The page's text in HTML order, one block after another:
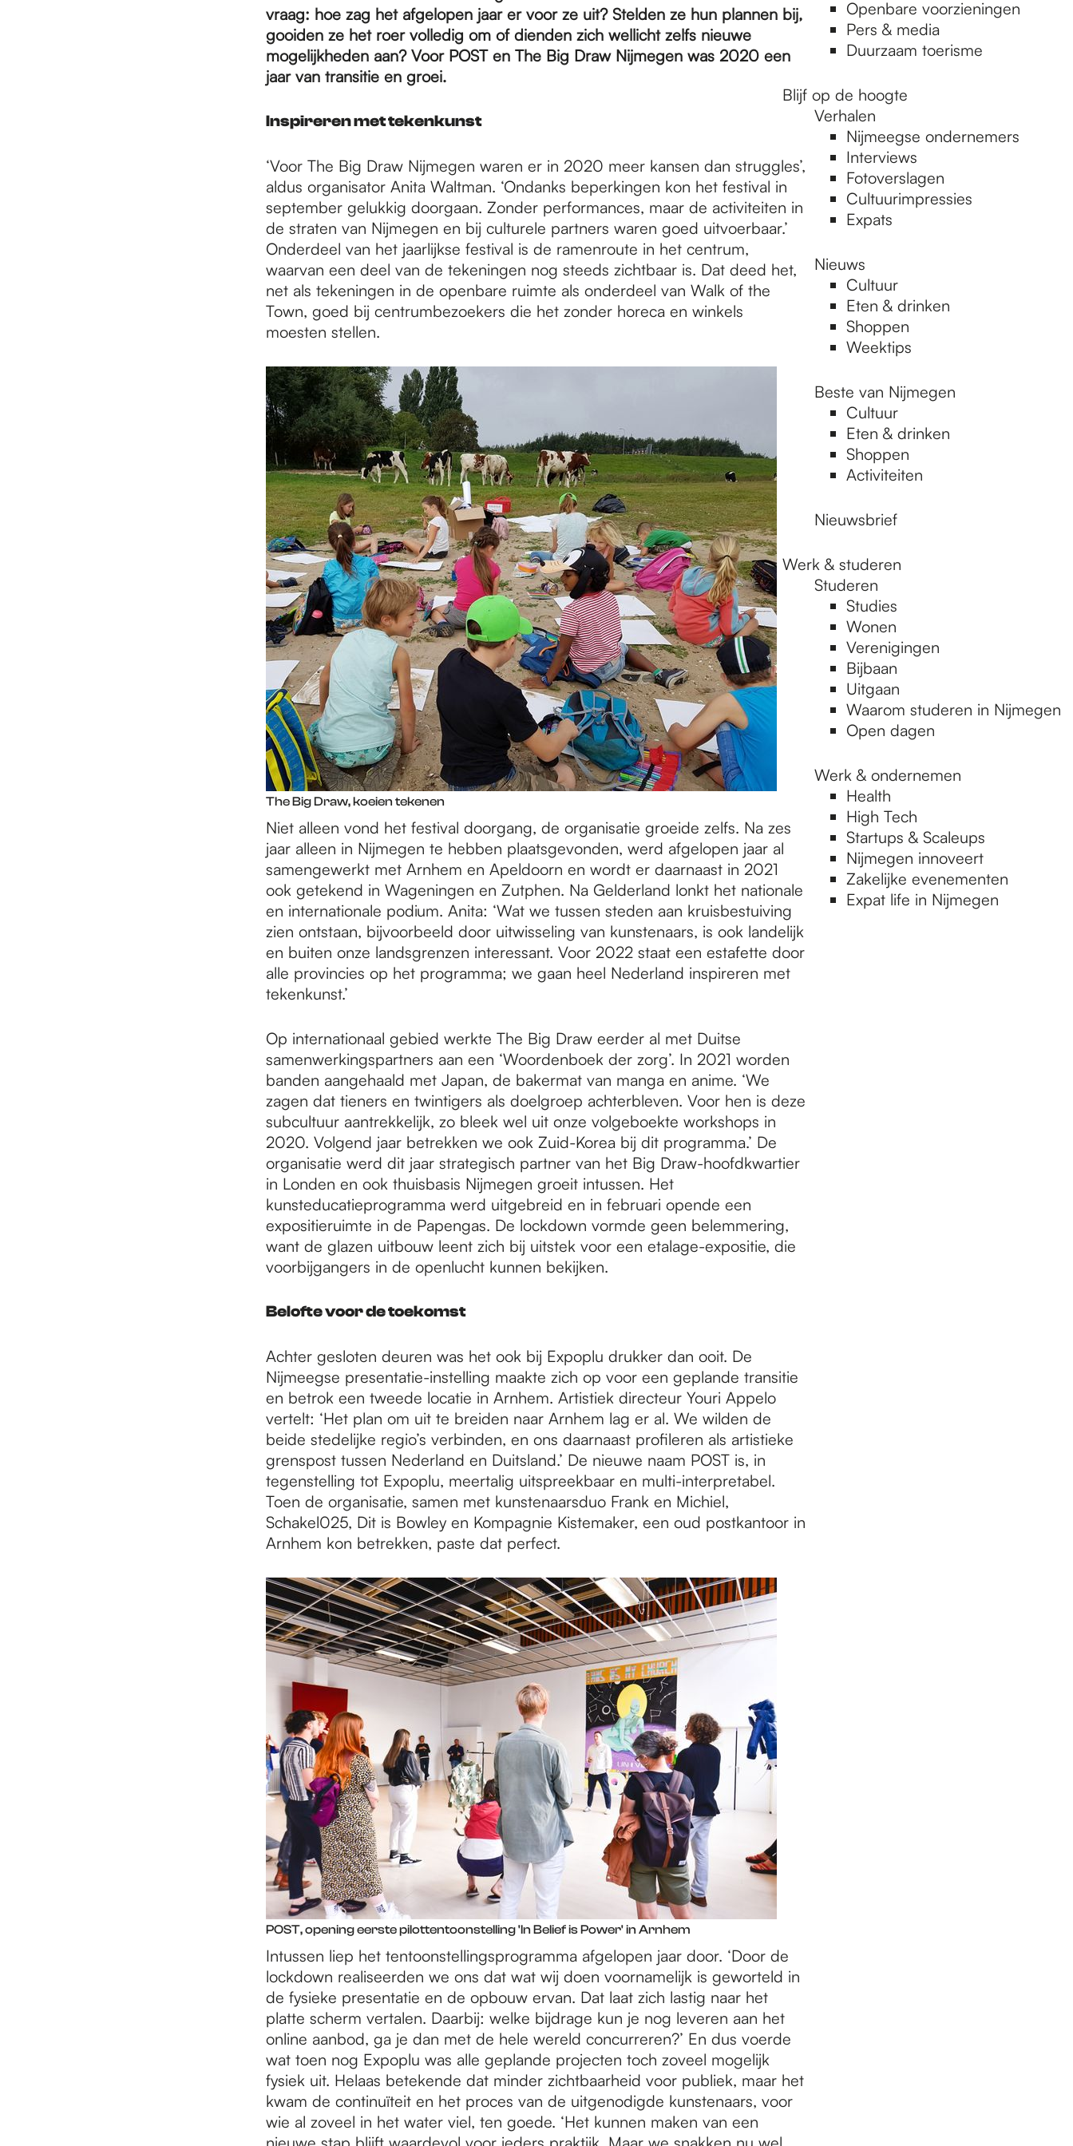
Openbare voorzieningen
Pers & media
Duurzaam toerisme
Blijf op de hoogte
Verhalen
Nijmeegse ondernemers
Interviews
Fotoverslagen
Cultuurimpressies
Expats
Nieuws
Cultuur
Eten & drinken
Shoppen
Weektips
Beste van Nijmegen
Cultuur
Eten & drinken
Shoppen
Activiteiten
Nieuwsbrief
Werk & studeren
Studeren
Studies
Wonen
Verenigingen
Bijbaan
Uitgaan
Waarom studeren in Nijmegen
Open dagen
Werk & ondernemen
Health
High Tech
Startups & Scaleups
Nijmegen innoveert
Zakelijke evenementen
Expat life in Nijmegen
vraag: hoe zag het afgelopen jaar er voor ze uit? Stelden ze hun plannen bij,
gooiden ze het roer volledig om of dienden zich wellicht zelfs nieuwe
mogelijkheden aan? Voor POST en The Big Draw Nijmegen was 2020 een
jaar van transitie en groei.
Inspireren met tekenkunst
‘Voor The Big Draw Nijmegen waren er in 2020 meer kansen dan struggles’,
aldus organisator Anita Waltman. ‘Ondanks beperkingen kon het festival in
september gelukkig doorgaan. Zonder performances, maar de activiteiten in
de straten van Nijmegen en bij culturele partners waren goed uitvoerbaar.’
Onderdeel van het jaarlijkse festival is de ramenroute in het centrum,
waarvan een deel van de tekeningen nog steeds zichtbaar is. Dat deed het,
net als tekeningen in de openbare ruimte als onderdeel van Walk of the
Town, goed bij centrumbezoekers die het zonder horeca en winkels
moesten stellen.
The Big Draw, koeien tekenen
Niet alleen vond het festival doorgang, de organisatie groeide zelfs. Na zes
jaar alleen in Nijmegen te hebben plaatsgevonden, werd afgelopen jaar al
samengewerkt met Arnhem en Apeldoorn en wordt er daarnaast in 2021
ook getekend in Wageningen en Zutphen. Na Gelderland lonkt het nationale
en internationale podium. Anita: ‘Wat we tussen steden aan kruisbestuiving
zien ontstaan, bijvoorbeeld door uitwisseling van kunstenaars, is ook landelijk
en buiten onze landsgrenzen interessant. Voor 2022 staat een estafette door
alle provincies op het programma; we gaan heel Nederland inspireren met
tekenkunst.’
Op internationaal gebied werkte The Big Draw eerder al met Duitse
samenwerkingspartners aan een ‘Woordenboek der zorg’. In 2021 worden
banden aangehaald met Japan, de bakermat van manga en anime. ‘We
zagen dat tieners en twintigers als doelgroep achterbleven. Voor hen is deze
subcultuur aantrekkelijk, zo bleek wel uit onze volgeboekte workshops in
2020. Volgend jaar betrekken we ook Zuid-Korea bij dit programma.’ De
organisatie werd dit jaar strategisch partner van het Big Draw-hoofdkwartier
in Londen en ook thuisbasis Nijmegen groeit intussen. Het
kunsteducatieprogramma werd uitgebreid en in februari opende een
expositieruimte in de Papengas. De lockdown vormde geen belemmering,
want de glazen uitbouw leent zich bij uitstek voor een etalage-expositie, die
voorbijgangers in de openlucht kunnen bekijken.
Belofte voor de toekomst
Achter gesloten deuren was het ook bij Expoplu drukker dan ooit. De
Nijmeegse presentatie-instelling maakte zich op voor een geplande transitie
en betrok een tweede locatie in Arnhem. Artistiek directeur Youri Appelo
vertelt: ‘Het plan om uit te breiden naar Arnhem lag er al. We wilden de
beide stedelijke regio’s verbinden, en ons daarnaast profileren als artistieke
grenspost tussen Nederland en Duitsland.’ De nieuwe naam POST is, in
tegenstelling tot Expoplu, meertalig uitspreekbaar en multi-interpretabel.
Toen de organisatie, samen met kunstenaarsduo Frank en Michiel,
Schakel025, Dit is Bowley en Kompagnie Kistemaker, een oud postkantoor in
Arnhem kon betrekken, paste dat perfect.
POST, opening eerste pilottentoonstelling 'In Belief is Power' in Arnhem
Intussen liep het tentoonstellingsprogramma afgelopen jaar door. ‘Door de
lockdown realiseerden we ons dat wat wij doen voornamelijk is geworteld in
de fysieke presentatie en de opbouw ervan. Dat laat zich lastig naar het
platte scherm vertalen. Daarbij: welke bijdrage kun je nog leveren aan het
online aanbod, ga je dan met de hele wereld concurreren?’ En dus voerde
wat toen nog Expoplu was alle geplande projecten toch zoveel mogelijk
fysiek uit. Helaas betekende dat minder zichtbaarheid voor publiek, maar het
kwam de continuïteit en het proces van de uitgenodigde kunstenaars, voor
wie al zoveel in het water viel, ten goede. ‘Het kunnen maken van een